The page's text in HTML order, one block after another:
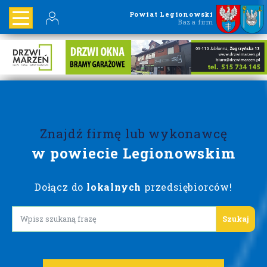
Powiat Legionowski
Baza firm
Znajdź firmę lub wykonawcę
w powiecie Legionowskim
Dołącz do lokalnych przedsiębiorców!
Lorem ipsum